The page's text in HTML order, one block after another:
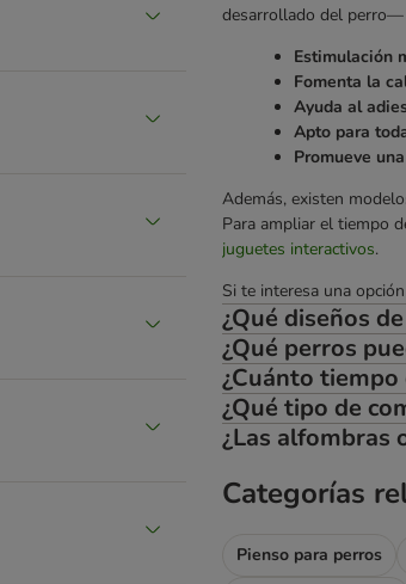
desarrollado del perro—
Estimulación
Fomenta la
Ayuda al
Apto para
Promueve
Además, existen
Para ampliar el tiempo
juguetes interactivos.
Si te interesa una
¿Qué diseños
¿Qué perros
¿Cuánto
¿Qué tipo de
¿Las alfombras
Categorías
Pienso para perros